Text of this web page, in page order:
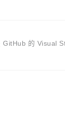
的 Visual